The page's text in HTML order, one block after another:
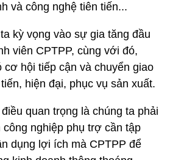
và công nghệ tiên tiến...
kỳ vọng vào sự gia tăng đầu
viên CPTPP, cùng với đó,
cơ hội tiếp cận và chuyển giao
hiện đại, phục vụ sản xuất.
quan trọng là chúng ta phải
nghiệp phụ trợ cần tập
dụng lợi ích mà CPTPP để